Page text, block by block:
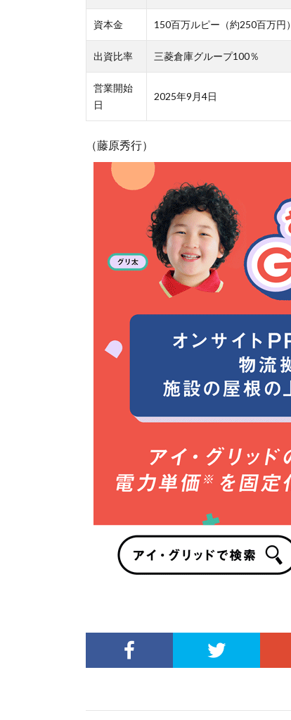
資本金 150百万ルピー（約250百万円）
出資比率 三菱倉庫グループ100％
営業開始
日
2025年9月4日
（藤原秀行）